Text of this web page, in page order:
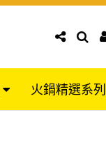
火鍋精選系列